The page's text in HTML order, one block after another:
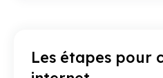
Les étapes pour